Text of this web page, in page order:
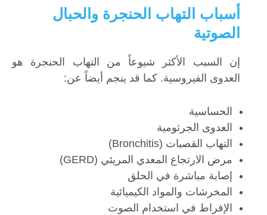
أسباب التهاب الحنجرة والحبال
الصوتية
إن السبب الأكثر شيوعاً من التهاب الحنجرة هو
العدوى الفيروسية. كما قد ينجم أيضاً عن:
الحساسية
العدوى الجرثومية
التهاب القصبات (Bronchitis)
مرض الارتجاع المعدي المريئي (GERD)
إصابة مباشرة في الحلق
المخرشات والمواد الكيميائية
الإفراط في استخدام الصوت